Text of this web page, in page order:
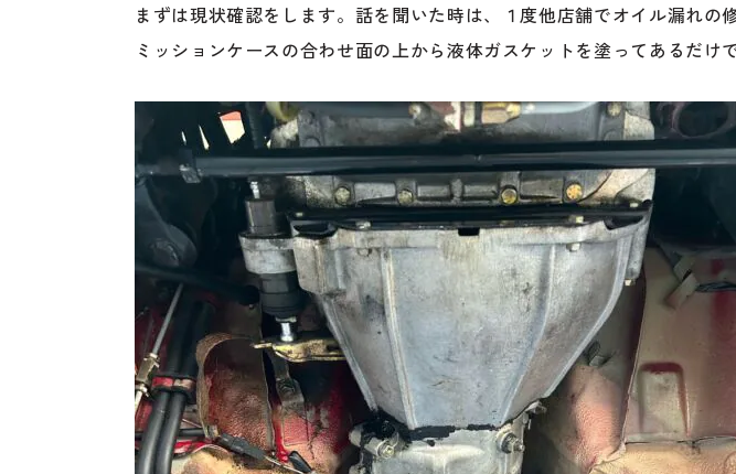
まずは現状確認をします。話を聞いた時は、１度他店舗でオイル漏れ
ミッションケースの合わせ面の上から液体ガスケットを塗ってあるだけ